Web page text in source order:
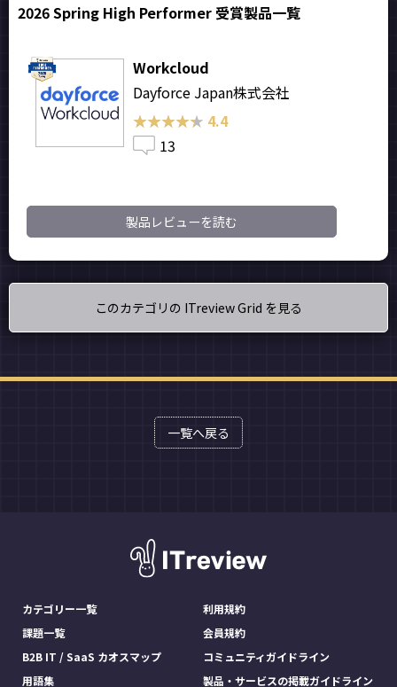
2026 Spring High Performer 受賞製品一覧
Workcloud
Dayforce Japan株式会社
★★★★★
★★★★★ 4.4
13
製品レビューを読む
このカテゴリの ITreview Grid を見る
一覧へ戻る
カテゴリー一覧
課題一覧
B2B IT / SaaS カオスマップ
用語集
利用規約
会員規約
コミュニティガイドライン
製品・サービスの掲載ガイドライン